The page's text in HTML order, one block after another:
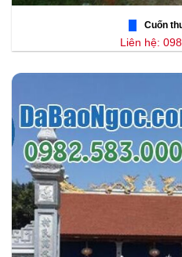
Cuốn
Liên hệ: